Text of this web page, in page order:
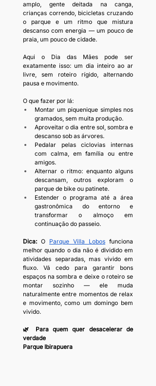
amplo, gente deitada na canga,
crianças correndo, bicicletas cruzando
o parque e um ritmo que mistura
descanso com energia — um pouco de
praia, um pouco de cidade.
Aqui o Dia das Mães pode ser
exatamente isso: um dia inteiro ao ar
livre, sem roteiro rígido, alternando
pausa e movimento.
O que fazer por lá:
Montar um piquenique simples nos
gramados, sem muita produção.
Aproveitar o dia entre sol, sombra e
descanso sob as árvores.
Pedalar pelas ciclovias internas
com calma, em família ou entre
amigos.
Alternar o ritmo: enquanto alguns
descansam, outros exploram o
parque de bike ou patinete.
Estender o programa até a área
gastronômica do entorno e
transformar o almoço em
continuação do passeio.
Dica: O Parque Villa Lobos funciona
melhor quando o dia não é dividido em
atividades separadas, mas vivido em
fluxo. Vá cedo para garantir bons
espaços na sombra e deixe o roteiro se
montar sozinho — ele muda
naturalmente entre momentos de relax
e movimento, como um domingo bem
vivido.
🌿 Para quem quer desacelerar de
verdade
Parque Ibirapuera